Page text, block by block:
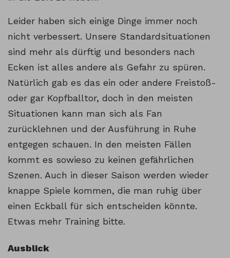
Leider haben sich einige Dinge immer noch
nicht verbessert. Unsere Standardsituationen
sind mehr als dürftig und besonders nach
Ecken ist alles andere als Gefahr zu spüren.
Natürlich gab es das ein oder andere Freistoß-
oder gar Kopfballtor, doch in den meisten
Situationen kann man sich als Fan
zurücklehnen und der Ausführung in Ruhe
entgegen schauen. In den meisten Fällen
kommt es sowieso zu keinen gefährlichen
Szenen. Auch in dieser Saison werden wieder
knappe Spiele kommen, die man ruhig über
einen Eckball für sich entscheiden könnte.
Etwas mehr Training bitte.
Ausblick